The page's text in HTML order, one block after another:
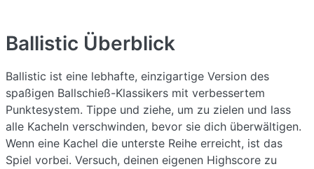
Ballistic Überblick
Ballistic ist eine lebhafte, einzigartige Version des
spaßigen Ballschieß-Klassikers mit verbessertem
Punktesystem. Tippe und ziehe, um zu zielen und lass
alle Kacheln verschwinden, bevor sie dich überwältigen.
Wenn eine Kachel die unterste Reihe erreicht, ist das
Spiel vorbei. Versuch, deinen eigenen Highscore zu